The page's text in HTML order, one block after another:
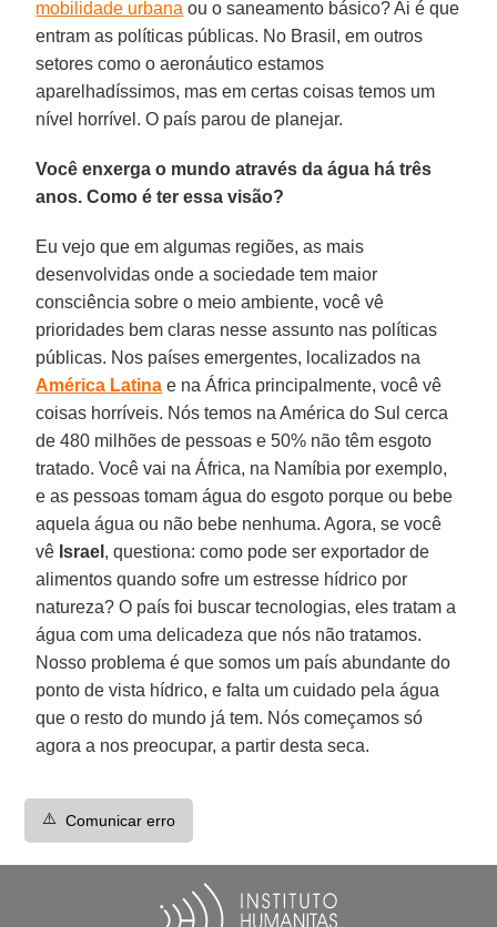
mobilidade urbana ou o saneamento básico? Ai é que
entram as políticas públicas. No Brasil, em outros
setores como o aeronáutico estamos
aparelhadíssimos, mas em certas coisas temos um
nível horrível. O país parou de planejar.
Você enxerga o mundo através da água há três
anos. Como é ter essa visão?
Eu vejo que em algumas regiões, as mais
desenvolvidas onde a sociedade tem maior
consciência sobre o meio ambiente, você vê
prioridades bem claras nesse assunto nas políticas
públicas. Nos países emergentes, localizados na
América Latina e na África principalmente, você vê
coisas horríveis. Nós temos na América do Sul cerca
de 480 milhões de pessoas e 50% não têm esgoto
tratado. Você vai na África, na Namíbia por exemplo,
e as pessoas tomam água do esgoto porque ou bebe
aquela água ou não bebe nenhuma. Agora, se você
vê Israel , questiona: como pode ser exportador de
alimentos quando sofre um estresse hídrico por
natureza? O país foi buscar tecnologias, eles tratam a
água com uma delicadeza que nós não tratamos.
Nosso problema é que somos um país abundante do
ponto de vista hídrico, e falta um cuidado pela água
que o resto do mundo já tem. Nós começamos só
agora a nos preocupar, a partir desta seca.
⚠️ Comunicar erro